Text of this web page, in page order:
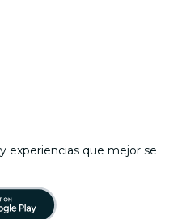
experiencias que mejor se